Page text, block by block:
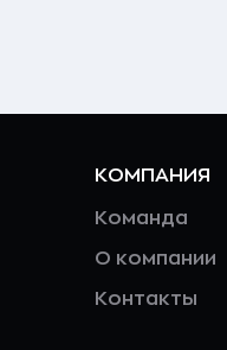
КОМПАНИЯ
Команда
О компании
Контакты